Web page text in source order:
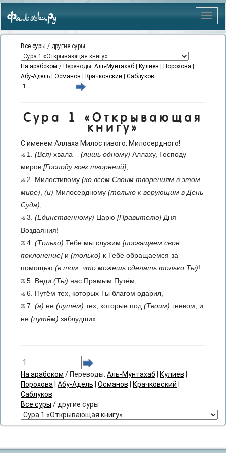
Меню
Фаляк.Ру
Все суры / другие суры
На арабском / Переводы: Аль-Мунтахаб Кулиев Порохова
Абу-Адель
Османов Крачковский Саблуков
Сура 1 «Открывающая
книгу»
С именем Аллаха Милостивого, Милосердного!
1. (Вся) хвала – (лишь одному) Аллаху, Господу
миров [Господу всех творений]
2. Милостивому (ко всем Своим творениям в этом
мире) (и) Милосердному (только к верующим в День
Суда)
3. (Единственному) Царю [Правителю] Дня
Воздаяния!
4. (Только) Тебе мы служим [посвящаем свое
поклонение] и (только) к Тебе обращаемся за
помощью (в том, что можешь сделать только Ты)!
5. Веди (Ты) нас Прямым Путём,
6. Путём тех, которых Ты благом одарил,
7. (а) не (путём) тех, которые под (Твоим) гневом, и
не (путём) заблудших.
На арабском / Переводы: Аль-Мунтахаб Кулиев
Порохова
Абу-Адель Османов Крачковский
Саблуков
Все суры / другие суры